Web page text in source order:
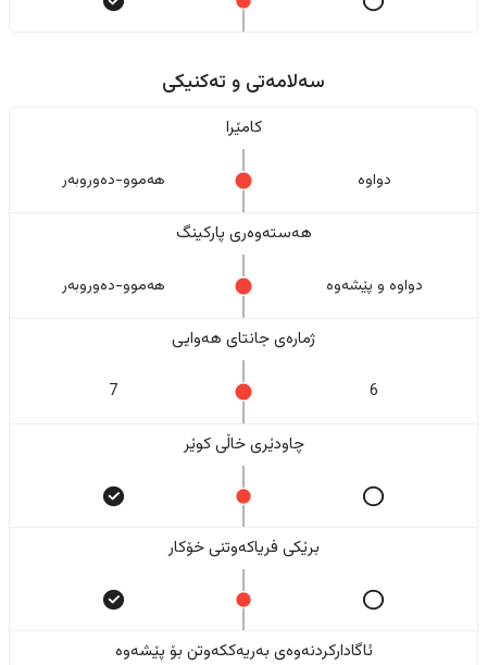
سەلامەتی و تەکنیکی
کامێرا
دواوە هەموو-دەوروبەر
هەستەوەری پارکینگ
دواوە و پێشەوە هەموو-دەوروبەر
ژمارەی جانتای هەوایی
6
7
چاودێری خاڵی کوێر
برێکی فریاکەوتنی خۆکار
ئاگادارکردنەوەی بەریەککەوتن بۆ پێشەوە